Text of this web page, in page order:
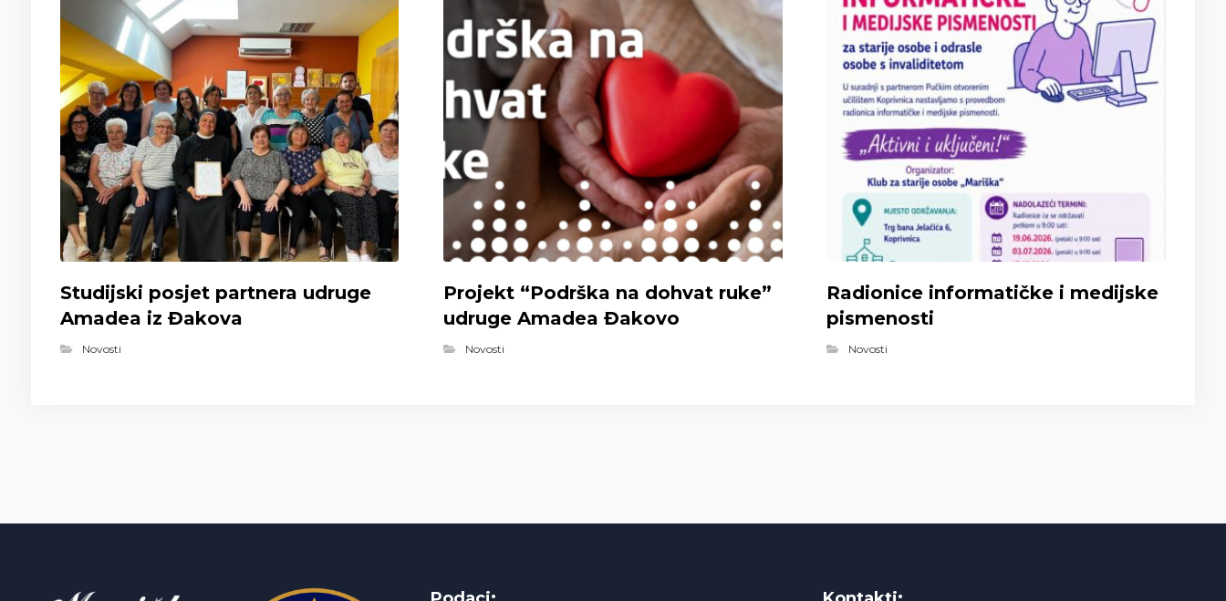
Studijski posjet partnera udruge
Amadea iz Đakova
Novosti
Projekt “Podrška na dohvat ruke”
udruge Amadea Đakovo
Novosti
Radionice informatičke i medijske
pismenosti
Novosti